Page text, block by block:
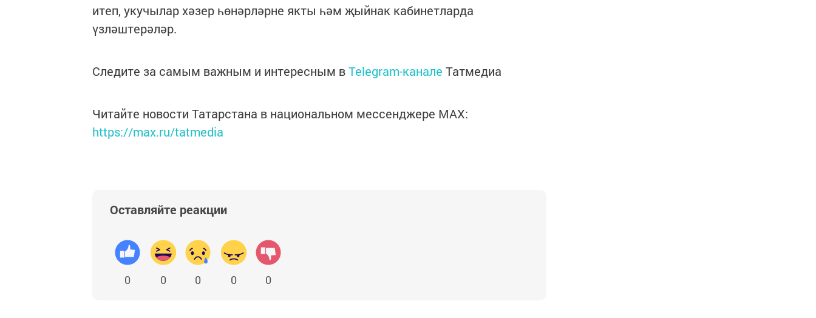
итеп, укучылар хәзер һөнәрләрне якты һәм җыйнак кабинетларда
үзләштерәләр.
Следите за самым важным и интересным вTelegram-канале Татмедиа
Читайте новости Татарстана в национальном мессенджере MАХ:
https://max.ru/tatmedia
Оставляйте реакции
0 0 0 0 0